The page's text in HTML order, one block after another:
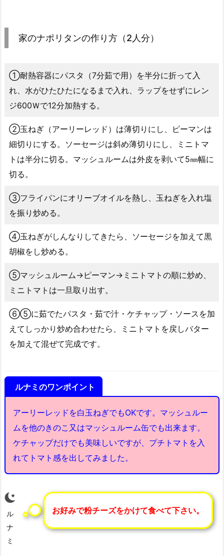
家のナポリタンの作り方（2人分）
①耐熱容器にパスタ（7分茹で用）を半分に折って入
れ、水がひたひたになるまで入れ、ラップをせずにレン
ジ600Ｗで12分加熱する。
②玉ねぎ（アーリーレッド）は薄切りにし、ピーマンは
細切りにする。ソーセージは斜め薄切りにし、ミニトマ
トは半分に切る。マッシュルームは外皮を剥いて5㎜幅に
切る。
③フライパンにオリーブオイルを熱し、玉ねぎを入れ塩
を振り炒める。
④玉ねぎがしんなりしてきたら、ソーセージを加えて黒
胡椒をし炒める。
⑤マッシュルーム→ピーマン→ミニトマトの順に炒め、
ミニトマトは一旦取り出す。
⑥⑤に茹でたパスタ・茹で汁・ケチャップ・ソースを加
えてしっかり炒め合わせたら、ミニトマトを戻しバター
を加えて混ぜて完成です。
ルナミのワンポイント
アーリーレッドを白玉ねぎでもOKです。マッシュルー
ムを他のきのこ又はマッシュルーム缶でも出来ます。
ケチャップだけでも美味しいですが、プチトマトを入
れてトマト感を出してみました。
ル
ナ
ミ
お好みで粉チーズをかけて食べて下さい。